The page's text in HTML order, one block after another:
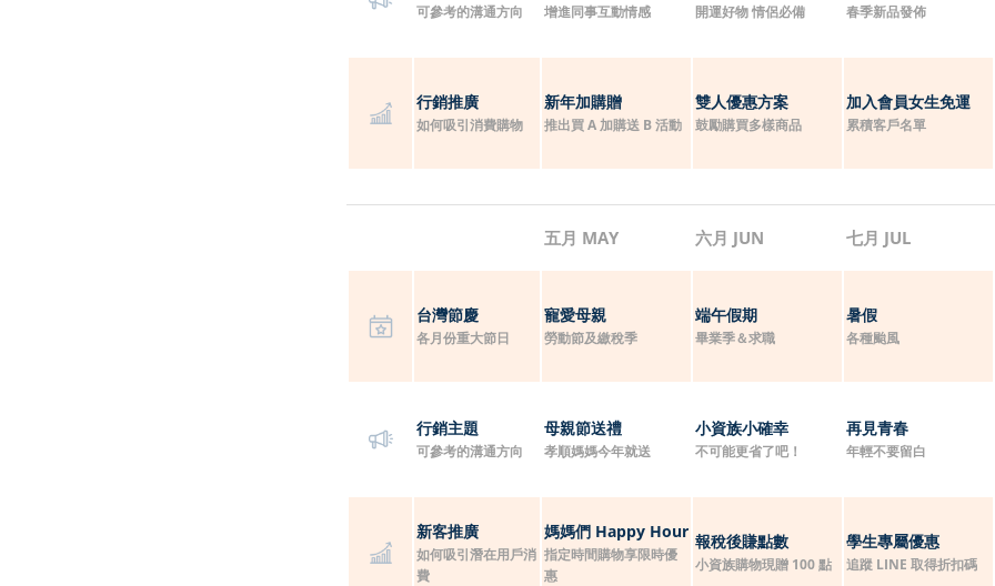
可參考的溝通方向 增進同事互動情感 開運好物 情侶必備 春季新品發佈
行銷推廣
如何吸引消費購物
新年加購贈
推出買 A 加購送 B 活動
雙人優惠方案
鼓勵購買多樣商品
加入會員女生免運
累積客戶名單
五月 MAY 六月 JUN 七月 JUL
台灣節慶
各月份重大節日
寵愛母親
勞動節及繳稅季
端午假期
畢業季＆求職
暑假
各種颱風
行銷主題
可參考的溝通方向
母親節送禮
孝順媽媽今年就送
小資族小確幸
不可能更省了吧！
再見青春
年輕不要留白
新客推廣
如何吸引潛在用戶消
費
媽媽們 Happy Hour
指定時間購物享限時優
惠
報稅後賺點數
小資族購物現贈 100 點
學生專屬優惠
追蹤 LINE 取得折扣碼